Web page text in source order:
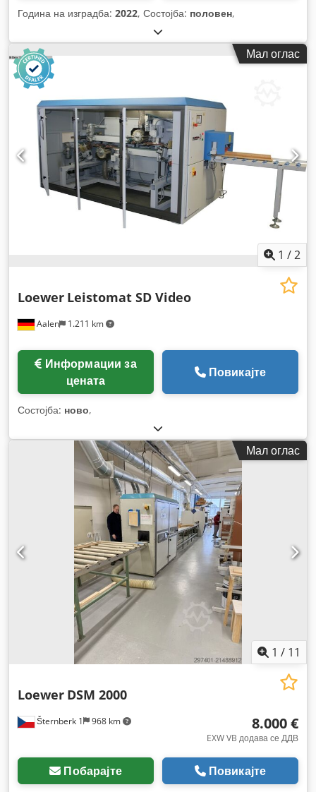
Година на изградба: 2022, Состојба: половен,
Мал оглас
1 /2
Aalen 1.211 km
Loewer Leistomat SD Video
цената
Повикајте
Состојба: ново,
Мал оглас
1 / 11
Šternberk 1 968 km
Loewer DSM 2000
8.000 €
EXW VB додава се ДДВ
Побарајте Повикајте